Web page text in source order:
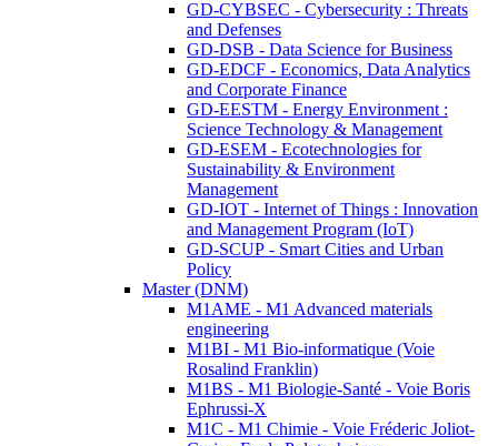
GD-CYBSEC - Cybersecurity : Threats
and Defenses
GD-DSB - Data Science for Business
GD-EDCF - Economics, Data Analytics
and Corporate Finance
GD-EESTM - Energy Environment :
Science Technology & Management
GD-ESEM - Ecotechnologies for
Sustainability & Environment
Management
GD-IOT - Internet of Things : Innovation
and Management Program (IoT)
GD-SCUP - Smart Cities and Urban
Policy
Master (DNM)
M1AME - M1 Advanced materials
engineering
M1BI - M1 Bio-informatique (Voie
Rosalind Franklin)
M1BS - M1 Biologie-Santé - Voie Boris
Ephrussi-X
M1C - M1 Chimie - Voie Fréderic Joliot-